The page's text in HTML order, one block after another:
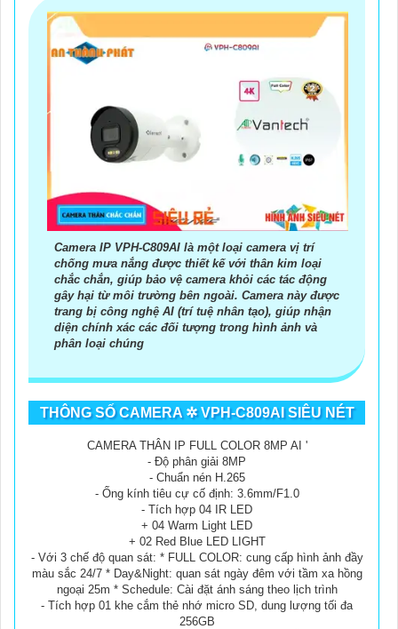
Camera IP VPH-C809AI là một loại camera vị trí
chống mưa nắng được thiết kế với thân kim loại
chắc chắn, giúp bảo vệ camera khỏi các tác động
gây hại từ môi trường bên ngoài. Camera này được
trang bị công nghệ AI (trí tuệ nhân tạo), giúp nhận
diện chính xác các đối tượng trong hình ảnh và
phân loại chúng
THÔNG SỐ CAMERA ✲ VPH-C809AI SIÊU NÉT
CAMERA THÂN IP FULL COLOR 8MP AI '
- Độ phân giải 8MP
- Chuẩn nén H.265
- Ống kính tiêu cự cố định: 3.6mm/F1.0
- Tích hợp 04 IR LED
+ 04 Warm Light LED
+ 02 Red Blue LED LIGHT
- Với 3 chế độ quan sát: * FULL COLOR: cung cấp hình ảnh đầy
màu sắc 24/7 * Day&Night: quan sát ngày đêm với tầm xa hồng
ngoại 25m * Schedule: Cài đặt ánh sáng theo lịch trình
- Tích hợp 01 khe cắm thẻ nhớ micro SD, dung lượng tối đa
256GB